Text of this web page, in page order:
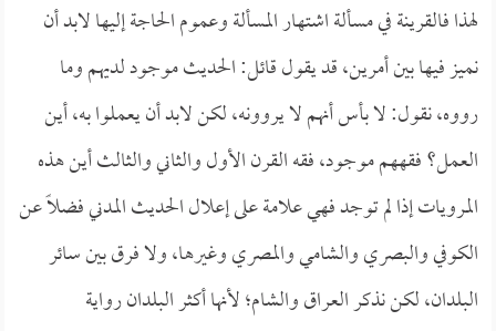
لهذا فالقرينة في مسألة اشتهار المسألة وعموم الحاجة إليها لابد أن
نميز فيها بين أمرين، قد يقول قائل: الحديث موجود لديهم وما
رووه، نقول: لا بأس أنهم لا يروونه، لكن لابد أن يعملوا به، أين
العمل؟ فقههم موجود، فقه القرن الأول والثاني والثالث أين هذه
المرويات إذا لم توجد فهي علامة على إعلال الحديث المدني فضلاً عن
الكوفي والبصري والشامي والمصري وغيرها، ولا فرق بين سائر
البلدان، لكن نذكر العراق والشام؛ لأنها أكثر البلدان رواية